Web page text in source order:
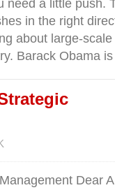
need a little push.
in the right
about large-
Barack Obama
Dear